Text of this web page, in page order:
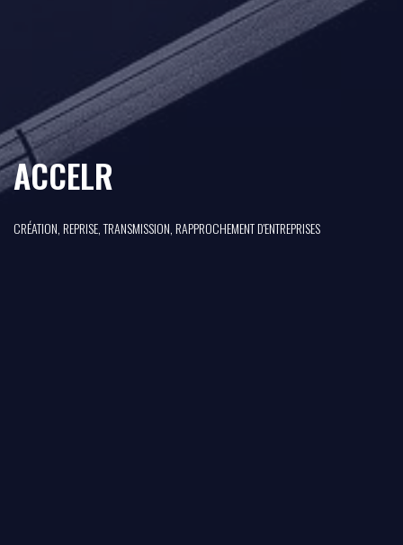
ACCELR
CRÉATION, REPRISE, TRANSMISSION, RAPPROCHEMENT D'ENTREPRISES